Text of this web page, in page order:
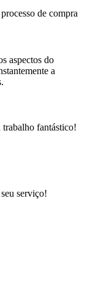
de compra
aspectos do
a
fantástico!
serviço!